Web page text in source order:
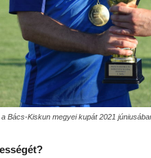
Bács-Kiskun megyei kupát 2021